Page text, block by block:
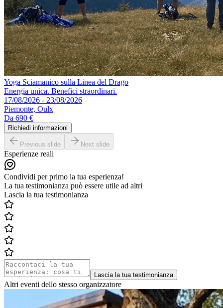
Yoga Sciamanico sulla Linea del Drago
Energia unica. Benefici straordinari.
17/08/2026 - 23/08/2026
Piemonte, Oulx
Da 690 €
Richiedi informazioni
Previous slide Next slide
Esperienze reali
Condividi per primo la tua esperienza!
La tua testimonianza può essere utile ad altri
Lascia la tua testimonianza
Lascia la tua testimonianza
Altri eventi dello stesso organizzatore